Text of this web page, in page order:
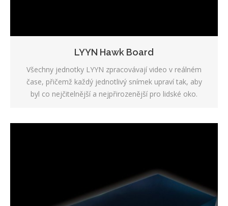
LYYN Hawk Board
Všechny jednotky LYYN zpracovávají video v reálném
čase, přičemž každý jednotlivý snímek upraví tak, aby
byl co nejčitelnější a nejpřirozenější pro lidské oko.